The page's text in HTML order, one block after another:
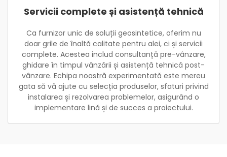
Servicii complete și asistență tehnică
Ca furnizor unic de soluții geosintetice, oferim nu
doar grile de înaltă calitate pentru alei, ci și servicii
complete. Acestea includ consultanță pre-vânzare,
ghidare în timpul vânzării și asistență tehnică post-
vânzare. Echipa noastră experimentată este mereu
gata să vă ajute cu selecția produselor, sfaturi privind
instalarea și rezolvarea problemelor, asigurând o
implementare lină și de succes a proiectului.